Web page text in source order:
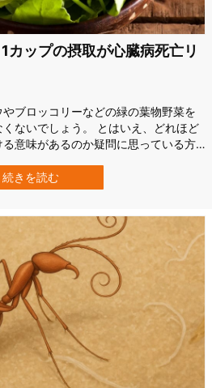
カップの摂取が心臓病死亡リ
ブロッコリーなどの緑の葉物野菜を
ないでしょう。 とはいえ、どれほど
意味があるのか疑問に思っている方
ムが「緑の野菜を毎日1カップ食べ
リスクを大幅に減らす可能性がある
続きを読む